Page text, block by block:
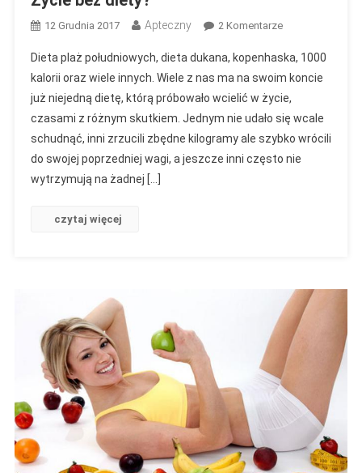
12 Grudnia 2017 Apteczny 2 KomentarzeDo
Bez
Diety?
Dieta plaż południowych, dieta dukana, kopenhaska, 1000
kalorii oraz wiele innych. Wiele z nas ma na swoim koncie
już niejedną dietę, którą próbowało wcielić w życie,
czasami z różnym skutkiem. Jednym nie udało się wcale
schudnąć, inni zrzucili zbędne kilogramy ale szybko wrócili
do swojej poprzedniej wagi, a jeszcze inni często nie
wytrzymują na żadnej […]
czytaj więcej